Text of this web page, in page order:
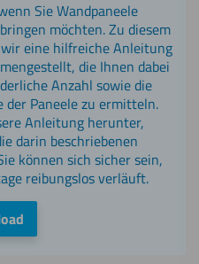
Sie Wandpaneele
möchten. Zu diesem
eine hilfreiche Anleitung
die Ihnen dabei
Anzahl sowie die
der Paneele zu ermitteln.
Anleitung herunter,
darin beschriebenen
können sich sicher sein,
reibungslos verläuft.